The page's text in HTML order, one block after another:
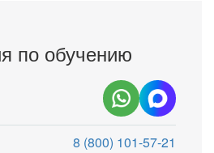
по обучению
8 (800) 101-57-21